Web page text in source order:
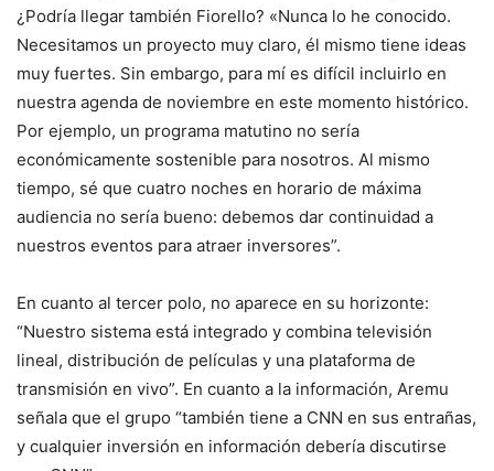
¿Podría llegar también Fiorello? «Nunca lo he conocido.
Necesitamos un proyecto muy claro, él mismo tiene ideas
muy fuertes. Sin embargo, para mí es difícil incluirlo en
nuestra agenda de noviembre en este momento histórico.
Por ejemplo, un programa matutino no sería
económicamente sostenible para nosotros. Al mismo
tiempo, sé que cuatro noches en horario de máxima
audiencia no sería bueno: debemos dar continuidad a
nuestros eventos para atraer inversores”.
En cuanto al tercer polo, no aparece en su horizonte:
“Nuestro sistema está integrado y combina televisión
lineal, distribución de películas y una plataforma de
transmisión en vivo”. En cuanto a la información, Aremu
señala que el grupo “también tiene a CNN en sus entrañas,
y cualquier inversión en información debería discutirse